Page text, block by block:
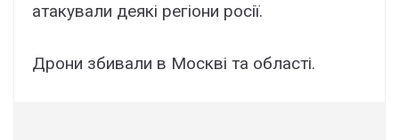
атакували деякі регіони pосії.
Дрони збивали в Москві та області.